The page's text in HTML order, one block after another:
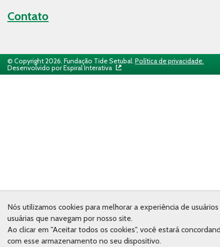
Contato
© Copyright 2026. Fundação Tide Setubal. Política de privacidade.
Desenvolvido por Espiral Interativa
Nós utilizamos cookies para melhorar a experiência de
usuárias que navegam por nosso site.
Ao clicar em "Aceitar todos os cookies", você estará
com esse armazenamento no seu dispositivo.